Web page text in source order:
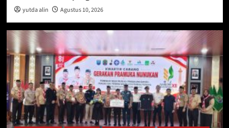
yutda alin Agustus 10, 2026